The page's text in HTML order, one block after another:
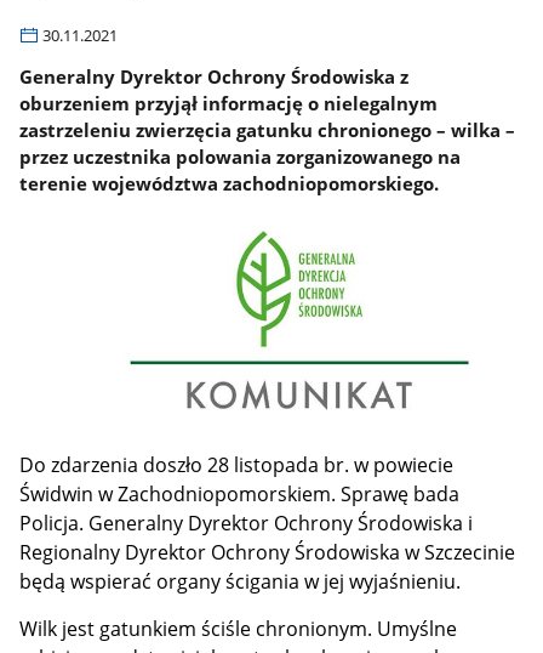
30.11.2021
Generalny Dyrektor Ochrony Środowiska z
oburzeniem przyjął informację o nielegalnym
zastrzeleniu zwierzęcia gatunku chronionego – wilka –
przez uczestnika polowania zorganizowanego na
terenie województwa zachodniopomorskiego.
Do zdarzenia doszło 28 listopada br. w powiecie
Świdwin w Zachodniopomorskiem. Sprawę bada
Policja. Generalny Dyrektor Ochrony Środowiska i
Regionalny Dyrektor Ochrony Środowiska w Szczecinie
będą wspierać organy ścigania w jej wyjaśnieniu.
Wilk jest gatunkiem ściśle chronionym. Umyślne